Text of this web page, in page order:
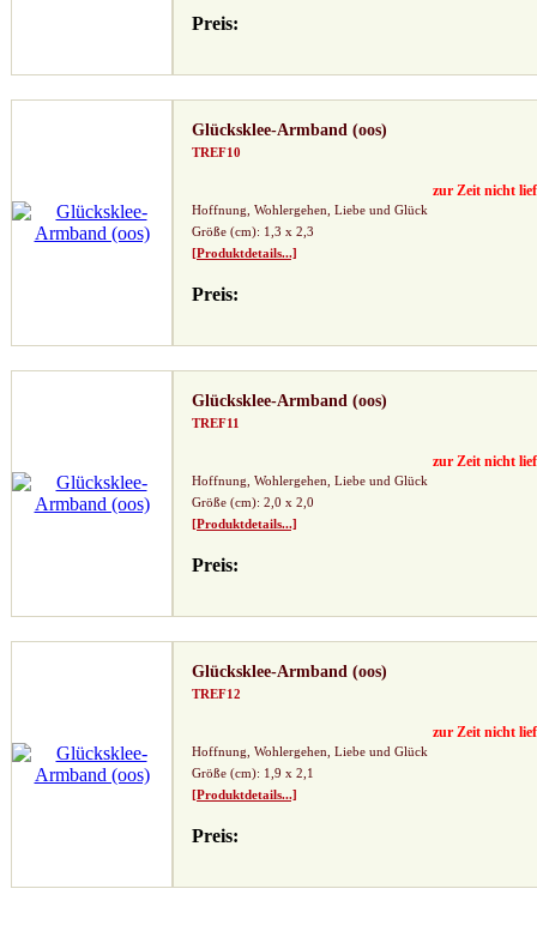
Preis:
Glücksklee-Armband (oos)
TREF10
zur Zeit nicht
Hoffnung, Wohlergehen, Liebe und Glück
Größe (cm): 1,3 x 2,3
[Produktdetails...]
Preis:
Glücksklee-Armband (oos)
TREF11
zur Zeit nicht
Hoffnung, Wohlergehen, Liebe und Glück
Größe (cm): 2,0 x 2,0
[Produktdetails...]
Preis:
Glücksklee-Armband (oos)
TREF12
zur Zeit nicht
Hoffnung, Wohlergehen, Liebe und Glück
Größe (cm): 1,9 x 2,1
[Produktdetails...]
Preis: